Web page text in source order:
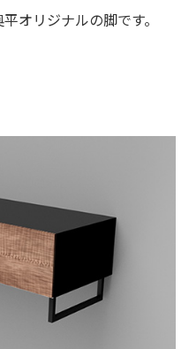
オリジナルの脚です。